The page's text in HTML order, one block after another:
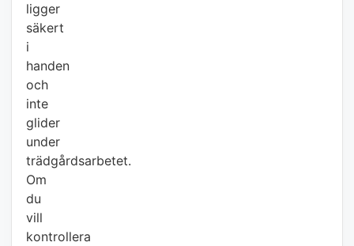
ligger
säkert
i
handen
och
inte
glider
under
trädgårdsarbetet.
Om
du
vill
kontrollera